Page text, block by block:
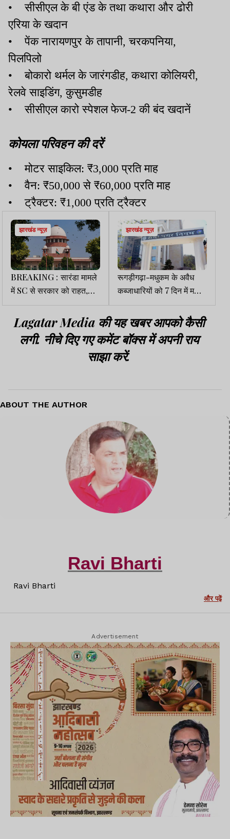
• सीसीएल के बी एंड के तथा कथारा और ढोरी
एरिया के खदान
• पेंक नारायणपुर के तापानी, चरकपनिया,
पिलपिलो
• बोकारो थर्मल के जारंगडीह, कथारा कोलियरी,
रेलवे साइडिंग, कुसुमडीह
• सीसीएल कारो स्पेशल फेज-2 की बंद खदानें
कोयला परिवहन की दरें
• मोटर साइकिल: ₹3,000 प्रति माह
• वैन: ₹50,000 से ₹60,000 प्रति माह
• ट्रैक्टर: ₹1,000 प्रति ट्रैक्टर
झारखंड न्यूज़
BREAKING : सारंडा मामले
में SC से सरकार को राहत,
31468 हेक्टेयर को सेंक्चुअरी
घोषित करने की मिली अनुमति
झारखंड न्यूज़
रूगड़ीगढ़ा-मधुकम के अवैध
कब्जाधारियों को 7 दिन में मकान
खाली करने का आदेश
Lagatar Media की यह खबर आपको कैसी
लगी. नीचे दिए गए कमेंट बॉक्स में अपनी राय
साझा करें.
ABOUT THE AUTHOR
Ravi Bharti
Ravi Bharti
और पढ़ें
Advertisement